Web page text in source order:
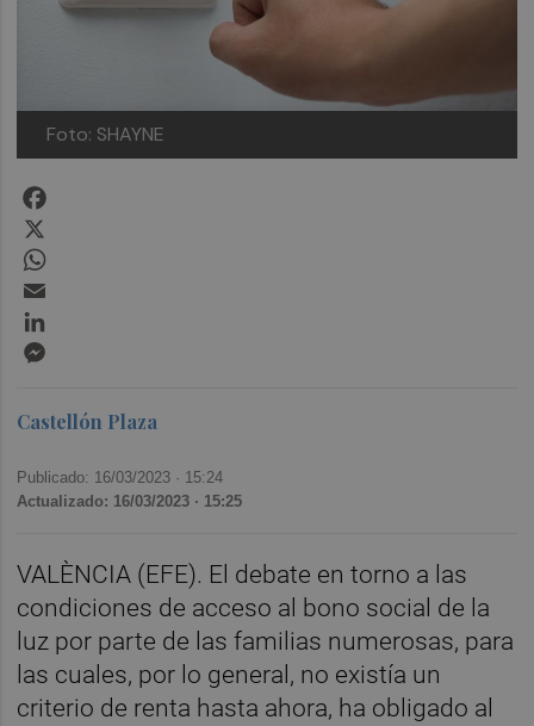
Foto: SHAYNE
Castellón Plaza
Publicado: 16/03/2023 · 15:24
Actualizado: 16/03/2023 · 15:25
VALÈNCIA (EFE). El debate en torno a las
condiciones de acceso al bono social de la
luz por parte de las familias numerosas, para
las cuales, por lo general, no existía un
criterio de renta hasta ahora, ha obligado al